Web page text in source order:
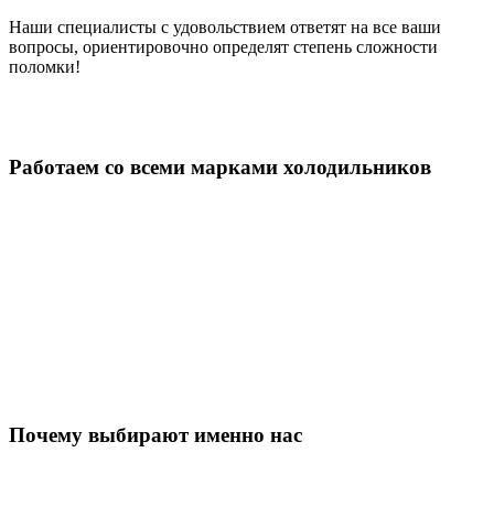
Наши специалисты с удовольствием ответят на все ваши
вопросы, ориентировочно определят степень сложности
поломки!
Работаем со всеми марками холодильников
Почему выбирают именно нас